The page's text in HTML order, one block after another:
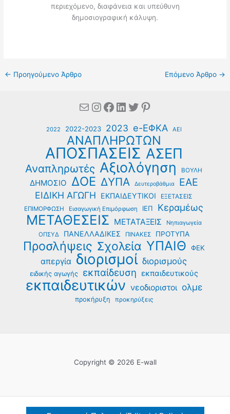
περιεχόμενο, διαφάνεια και υπεύθυνη
δημοσιογραφική κάλυψη.
← Προηγούμενο Άρθρο Επόμενο Άρθρο →
MailInstagram
Facebook
Linkedin
Twitter
Pinterest
2022 2022-2023 2023 e-ΕΦΚΑ ΑΕΙ
ΑΝΑΠΛΗΡΩΤΩΝ
ΑΠΟΣΠΑΣΕΙΣ ΑΣΕΠ
Αναπληρωτές Αξιολόγηση ΒΟΥΛΗ
ΔΗΜΟΣΙΟ ΔΟΕ ΔΥΠΑ Δευτεροβάθμια ΕΑΕ
ΕΙΔΙΚΗ ΑΓΩΓΗ ΕΚΠΑΙΔΕΥΤΙΚΟΙ ΕΞΕΤΑΣΕΙΣ
ΕΠΙΜΟΡΦΩΣΗ Εισαγωγική Επιμόρφωση ΙΕΠ Κεραμέως
ΜΕΤΑΘΕΣΕΙΣ ΜΕΤΑΤΑΞΕΙΣ
Νηπιαγωγεία
ΟΠΣΥΔ
ΠΑΝΕΛΛΑΔΙΚΕΣ ΠΙΝΑΚΕΣ ΠΡΟΤΥΠΑ
Προσλήψεις Σχολεία ΥΠΑΙΘ ΦΕΚ
απεργία διορισμοί διορισμούς
ειδικής αγωγής εκπαίδευση εκπαιδευτικούς
εκπαιδευτικών νεοδιοριστοι ολμε
προκήρυξη προκηρύξεις
Copyright © 2026 E-wall